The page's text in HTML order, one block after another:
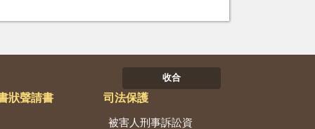
收合
狀聲請書 司法保護
被害人刑事訴訟資